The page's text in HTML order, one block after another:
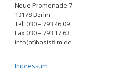
Neue Promenade 7
10178 Berlin
Tel. 030 – 793 46 09
Fax 030 – 793 17 63
info(at)basisfilm.de
Impressum